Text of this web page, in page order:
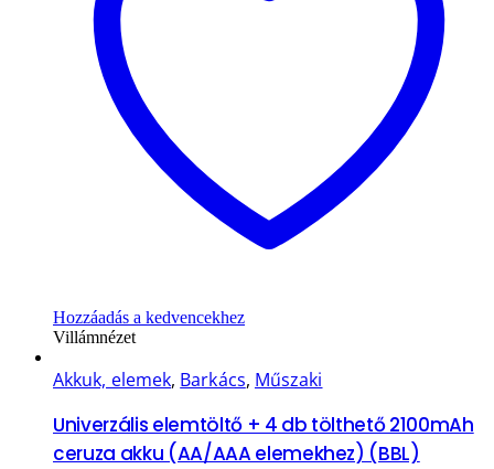
Hozzáadás a kedvencekhez
Villámnézet
Akkuk, elemek, Barkács, Műszaki
Univerzális elemtöltő + 4 db tölthető 2100mAh
ceruza akku (AA/AAA elemekhez) (BBL)